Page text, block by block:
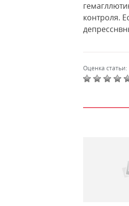
контроля.
Оценка статьи: